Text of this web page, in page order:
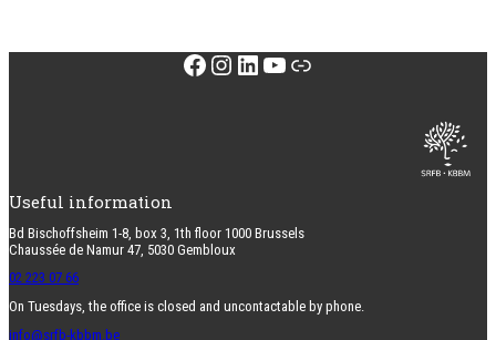
Facebook
Instagram
LinkedIn
YouTube
Link
Useful information
Bd Bischoffsheim 1-8, box 3, 1th floor 1000 Brussels
Chaussée de Namur 47, 5030 Gembloux
02 223 07 66
On Tuesdays, the office is closed and uncontactable by phone.
info@srfb-kbbm.be